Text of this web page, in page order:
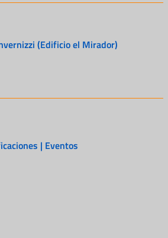
(Edificio el Mirador)
| Eventos